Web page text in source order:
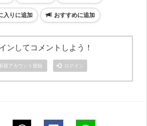
入りに追加 おすすめに追加
ンしてコメントしよう！
規アカウント登録 ログイン